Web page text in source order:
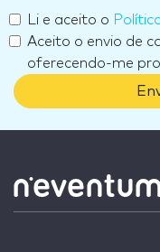
Li e aceito o
Aceito o envio de
oferecendo-me